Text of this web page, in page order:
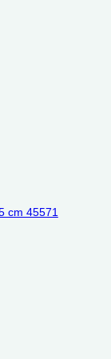
cm 45571